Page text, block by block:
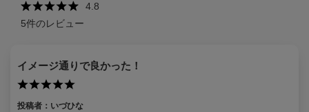
4.8
5件のレビュー
イメージ通りで良かった！
投稿者： いづひな